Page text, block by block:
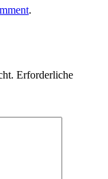
.
Erforderliche